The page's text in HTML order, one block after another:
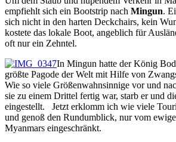
empfiehlt sich ein Bootstrip nach Mingun.
sich nicht in den harten Deckchairs, kein
kostete das lokale Boot, angeblich für
oft nur ein Zehntel.
In Mingun hatte der König
größte Pagode der Welt mit Hilfe von
Wie so viele Größenwahnsinnige vor und
sie zu einem Drittel fertig war, starb er und
eingestellt. Jetzt erklomm ich wie viele
und genoß den Rundumblick, nur vom
Myanmars eingeschränkt.